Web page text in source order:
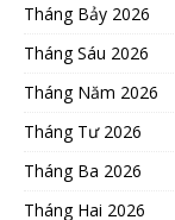
Tháng Bảy 2026
Tháng Sáu 2026
Tháng Năm 2026
Tháng Tư 2026
Tháng Ba 2026
Tháng Hai 2026